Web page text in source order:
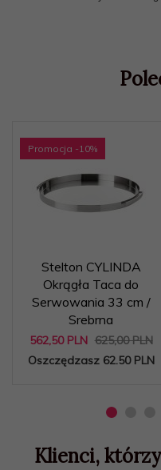
Promocja -10%
Stelton CYLINDA
Okrągła Taca do
Serwowania 33 cm /
Srebrna
562,50 PLN 625,00 PLN
Oszczędzasz 62.50 PLN
Klienci,